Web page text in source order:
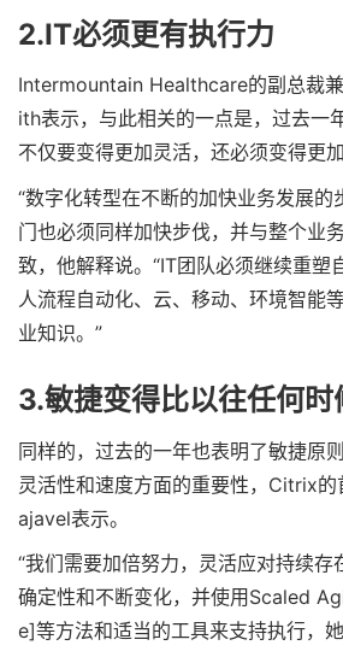
2.IT必须更有执行力
Intermountain Healthcare的副总裁
ith表示，与此相关的一点是，过去一
不仅要变得更加灵活，还必须变得更加
“数字化转型在不断的加快业务发展的
门也必须同样加快步伐，并与整个业
致，他解释说。“IT团队必须继续重塑
人流程自动化、云、移动、环境智能
业知识。”
3.敏捷变得比以往任何
同样的，过去的一年也表明了敏捷原
灵活性和速度方面的重要性，Citrix
ajavel表示。
“我们需要加倍努力，灵活应对持续存
确定性和不断变化，并使用Scaled
e]等方法和适当的工具来支持执行，她